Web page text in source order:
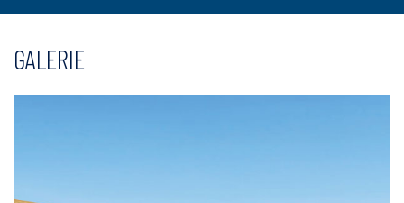
GALERIE